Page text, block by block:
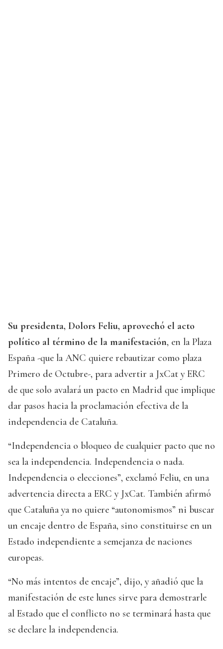
Su presidenta, Dolors Feliu, aprovechó el acto
político al término de la manifestación, en la Plaza
España -que la ANC quiere rebautizar como plaza
Primero de Octubre-, para advertir a JxCat y ERC
de que solo avalará un pacto en Madrid que implique
dar pasos hacia la proclamación efectiva de la
independencia de Cataluña.
“Independencia o bloqueo de cualquier pacto que no
sea la independencia. Independencia o nada.
Independencia o elecciones”, exclamó Feliu, en una
advertencia directa a ERC y JxCat. También afirmó
que Cataluña ya no quiere “autonomismos” ni buscar
un encaje dentro de España, sino constituirse en un
Estado independiente a semejanza de naciones
europeas.
“No más intentos de encaje”, dijo, y añadió que la
manifestación de este lunes sirve para demostrarle
al Estado que el conflicto no se terminará hasta que
se declare la independencia.